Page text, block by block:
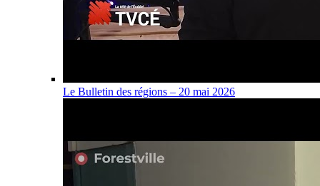
Le Bulletin des régions – 20 mai 2026